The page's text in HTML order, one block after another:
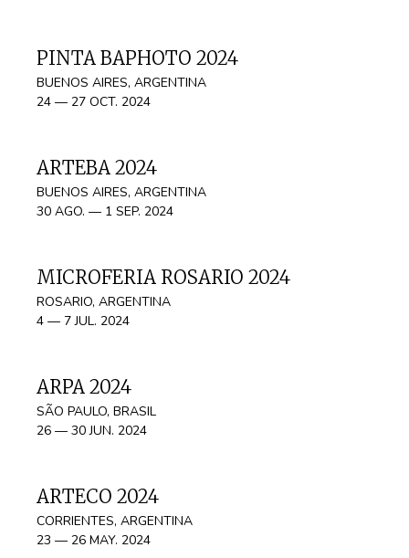
PINTA BAPHOTO 2024
BUENOS AIRES, ARGENTINA
24 — 27 OCT. 2024
ARTEBA 2024
BUENOS AIRES, ARGENTINA
30 AGO. — 1 SEP. 2024
MICROFERIA ROSARIO 2024
ROSARIO, ARGENTINA
4 — 7 JUL. 2024
ARPA 2024
SÃO PAULO, BRASIL
26 — 30 JUN. 2024
ARTECO 2024
CORRIENTES, ARGENTINA
23 — 26 MAY. 2024